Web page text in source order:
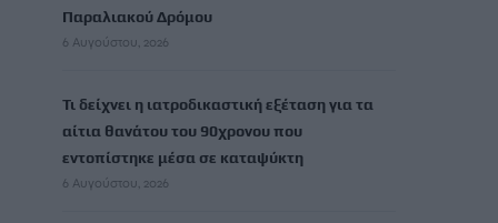
Παραλιακού Δρόμου
6 Αυγούστου, 2026
Τι δείχνει η ιατροδικαστική εξέταση για τα
αίτια θανάτου του 90χρονου που
εντοπίστηκε μέσα σε καταψύκτη
6 Αυγούστου, 2026